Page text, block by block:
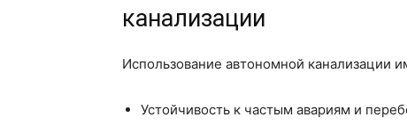
канализации
Использование автономной канализации
Устойчивость к частым авариям и